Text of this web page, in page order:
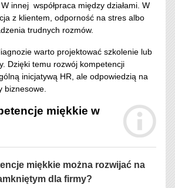
innej współpraca między działami. W
z klientem, odporność na stres albo
trudnych rozmów.
warto projektować szkolenie lub
Dzięki temu rozwój kompetencji
inicjatywą HR, ale odpowiedzią na
biznesowe.
miękkie w
miękkie można rozwijać na
dla firmy?